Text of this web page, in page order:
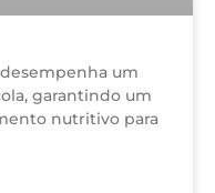
um
garantindo um
nutritivo para